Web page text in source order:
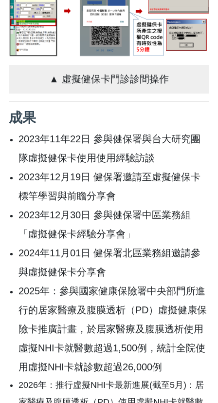
▲ 虛擬健保卡門診診間操作
成果
2023年11年22日 參與健保署與台大研究團
隊虛擬健保卡使用使用經驗訪談
2023年12月19日 健保署邀請至虛擬健保卡
標竿學習與前瞻分享會
2023年12月30日 參與健保署中區業務組
「虛擬健保卡經驗分享會」
2024年11月01日 健保署北區業務組邀請參
與虛擬健保卡分享會
2025年：參與國家健康保險署中央部門所進
行的居家醫療及腹膜透析（PD）虛擬健康保
險卡推廣計畫，於居家醫療及腹膜透析使用
虛擬NHI卡就醫數超過1,500例，統計全院使
用虛擬NHI卡就診數超過26,000例
2026年：推行虛擬NHI卡最新進展(截至5月)：居